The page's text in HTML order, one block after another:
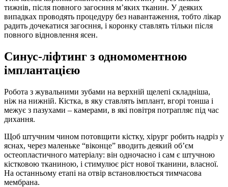
тижнів, після повного загоєння м’яких тканин. У деяких
випадках проводять процедуру без навантаження, тобто лікар
радить дочекатися загоєння, і коронку ставлять тільки після
повного відновлення ясен.
Синус-ліфтинг з одномоментною
імплантацією
Робота з жувальними зубами на верхній щелепі складніша,
ніж на нижній. Кістка, в яку ставлять імплант, вгорі тонша і
межує з пазухами – камерами, в які повітря потрапляє під час
дихання.
Щоб штучним чином потовщити кістку, хірург робить надріз у
яснах, через маленьке “віконце” вводить деякий об’єм
остеопластичного матеріалу: він одночасно і сам є штучною
кістковою тканиною, і стимулює ріст нової тканини, власної.
На останньому етапі на отвір встановлюється тимчасова
мембрана.